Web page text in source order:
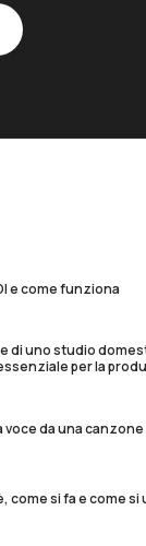
e come funziona
di uno studio
per la
voce da una canzone
come si fa e come si